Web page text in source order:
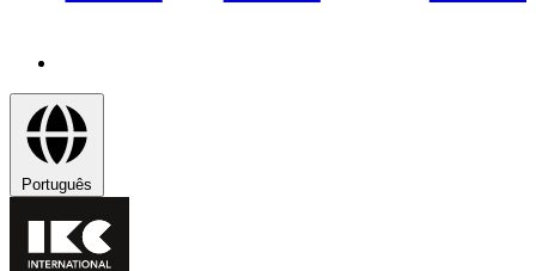
Português